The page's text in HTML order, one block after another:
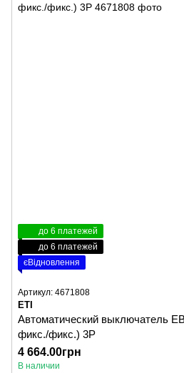
до 6 платежей
до 6 платежей
єВідновлення
Артикул: 4671808
ETI
Автоматический выключатель
фикс./фикс.) 3P
4 664.00грн
В наличии